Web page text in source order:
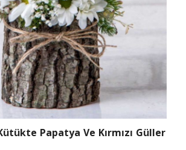
Papatya Ve Kırmızı Güller